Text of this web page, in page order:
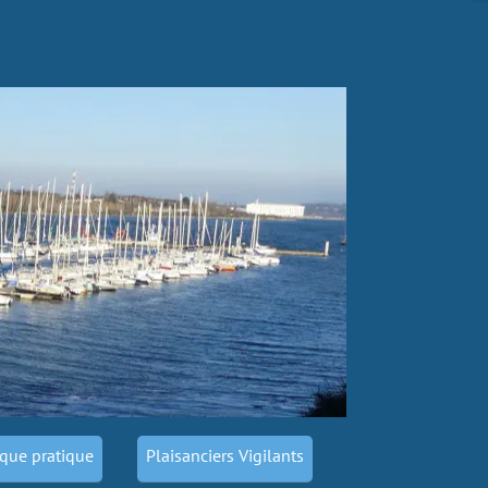
pratique Plaisanciers Vigilants